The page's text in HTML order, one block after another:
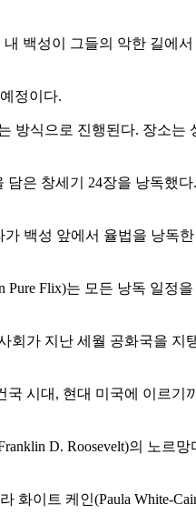
백성이 그들의 악한 길에
정이다.
방식으로 진행된다. 장소는
은 창세기 24장을 낭독했
백성 앞에서 율법을 낭독
Pure Flix)는 모든 낭독 일정
회가 지난 세월 공화국을
시대, 현대 미국에 이르기
D. Roosevelt)의 노르
화이트 케인(Paula White-